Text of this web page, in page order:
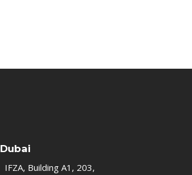
Dubai
IFZA, Building A1, 203,